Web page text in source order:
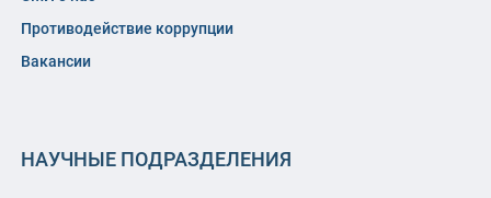
Противодействие коррупции
Вакансии
НАУЧНЫЕ ПОДРАЗДЕЛЕНИЯ